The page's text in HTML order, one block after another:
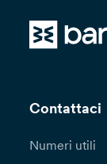
Contattaci
Numeri utili